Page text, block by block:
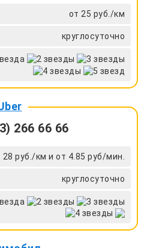
от 25 руб./км
круглосуточно
266 66 66
28 руб./км и от 4.85 руб/мин.
круглосуточно